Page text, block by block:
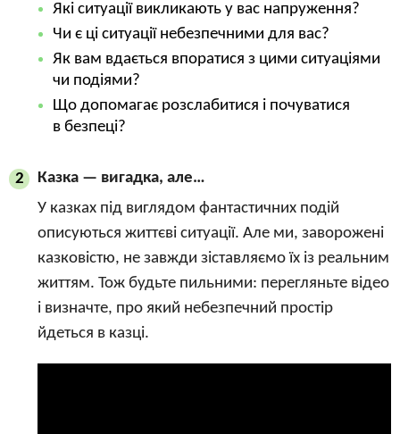
Які ситуації викликають у вас напруження?
Чи є ці ситуації небезпечними для вас?
Як вам вдається впоратися з цими ситуаціями
чи подіями?
Що допомагає розслабитися і почуватися
в безпеці?
2
Казка — вигадка, але…
У казках під виглядом фантастичних подій
описуються життєві ситуації. Але ми, заворожені
казковістю, не завжди зіставляємо їх із реальним
життям. Тож будьте пильними: перегляньте відео
і визначте, про який небезпечний простір
йдеться в казці.